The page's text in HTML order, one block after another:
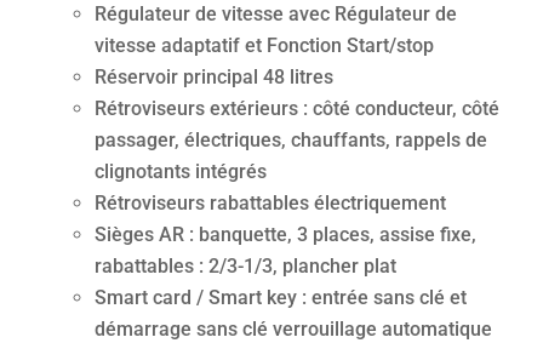
Régulateur de vitesse avec Régulateur de
vitesse adaptatif et Fonction Start/stop
Réservoir principal 48 litres
Rétroviseurs extérieurs : côté conducteur, côté
passager, électriques, chauffants, rappels de
clignotants intégrés
Rétroviseurs rabattables électriquement
Sièges AR : banquette, 3 places, assise fixe,
rabattables : 2/3-1/3, plancher plat
Smart card / Smart key : entrée sans clé et
démarrage sans clé verrouillage automatique